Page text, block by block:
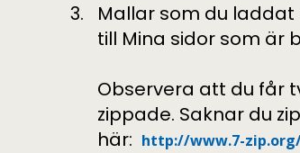
Mallar som du
till Mina sidor som är
Observera att du får
zippade. Saknar du
här: http://www.7-